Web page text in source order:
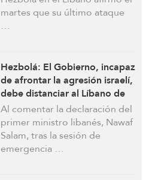
martes que su último ataque
…
Hezbolá: El Gobierno, incapaz
de afrontar la agresión israelí,
debe distanciar al Líbano de
problemas adicionales
Al comentar la declaración del
primer ministro libanés, Nawaf
Salam, tras la sesión de
emergencia …